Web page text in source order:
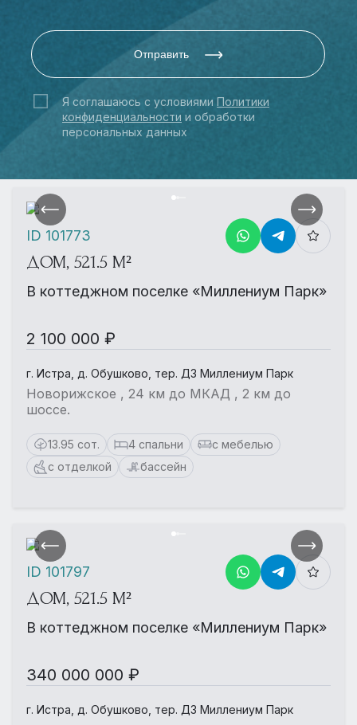
Я соглашаюсь с условиями Политики
конфиденциальности и обработки
персональных данных
Отправить
ДОМ, 521.5 М²
В коттеджном поселке «Миллениум Парк»
2 100 000 ₽
г. Истра, д. Обушково, тер. ДЗ Миллениум Парк
Новорижское , 24 км до МКАД , 2 км до
шоссе.
13.95 сот. 4 спальни
с мебелью
с отделкой
бассейн
ID 101773
ДОМ, 521.5 М²
В коттеджном поселке «Миллениум Парк»
340 000 000 ₽
г. Истра, д. Обушково, тер. ДЗ Миллениум Парк
ID 101797